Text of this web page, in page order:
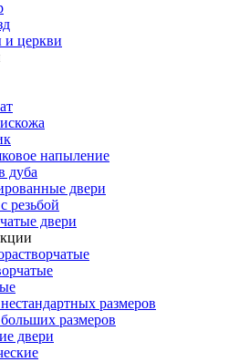
церкви
напыление
дуба
двери
резьбой
двери
размеров
размеров
двери